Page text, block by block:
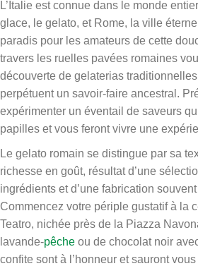
L’Italie est connue dans le monde
glace, le gelato, et Rome, la ville
paradis pour les amateurs de cette
travers les ruelles pavées romaines
découverte de gelaterias
perpétuent un savoir-faire ancestral.
expérimenter un éventail de saveurs
papilles et vous feront vivre une
Le gelato romain se distingue par sa
richesse en goût, résultat d’une
ingrédients et d’une fabrication
Commencez votre périple gustatif à la
Teatro, nichée près de la Piazza
lavande-pêche ou de chocolat noir
confite sont à l’honneur et sauront